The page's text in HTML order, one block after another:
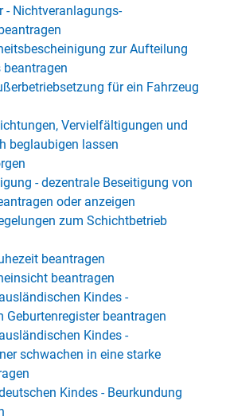
- Nichtveranlagungs-
zur Aufteilung
beantragen
für ein Fahrzeug
Vervielfältigungen und
beglaubigen lassen
- dezentrale Beseitigung von
oder anzeigen
zum Schichtbetrieb
beantragen
beantragen
Kindes -
Geburtenregister beantragen
Kindes -
schwachen in eine starke
Kindes - Beurkundung